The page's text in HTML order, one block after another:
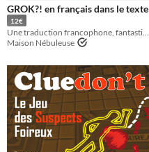
OSR
Gameplay
Format
One-page
Theme
Adventure
Role Playing
Card Game
GROK?! en français dans le texte
12€
Maison Nébuleuse